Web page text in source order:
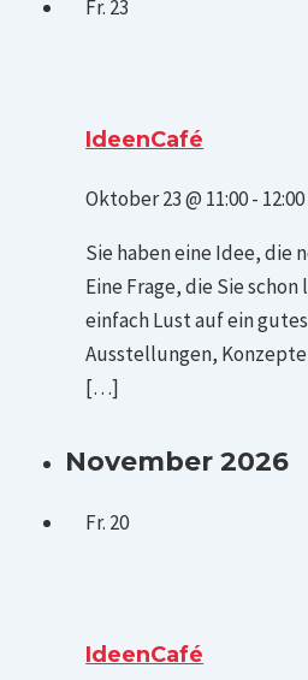
Fr. 23
IdeenCafé
Oktober 23 @ 11:00- 12:00
Sie haben eine Idee, die
Eine Frage, die Sie
einfach Lust auf ein
Ausstellungen,
[…]
November 2026
Fr. 20
IdeenCafé